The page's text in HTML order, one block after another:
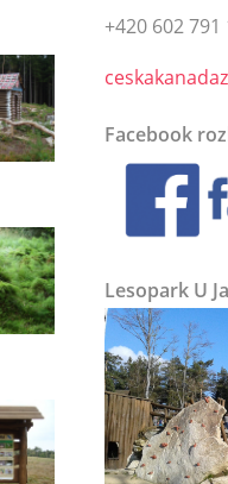
+420 602 791
Facebook
Lesopark U